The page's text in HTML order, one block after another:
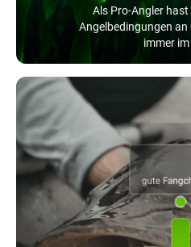
Als Pro-Angler
Angelbedingungen an
immer